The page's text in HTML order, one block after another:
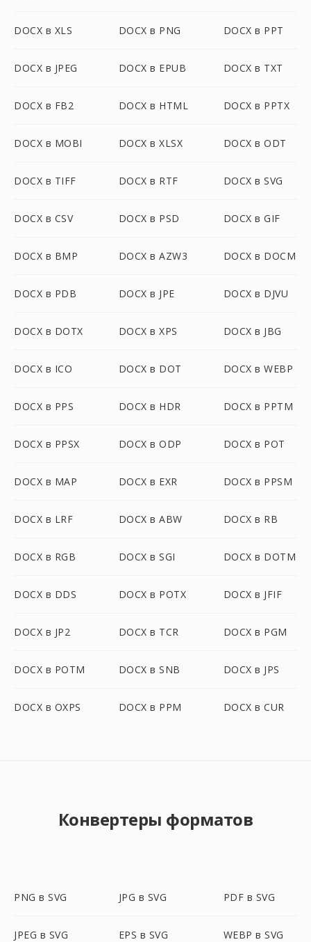
DOCX в XLS DOCX в PNG DOCX в PPT
DOCX в JPEG DOCX в EPUB DOCX в TXT
DOCX в FB2 DOCX в HTML DOCX в PPTX
DOCX в MOBI DOCX в XLSX DOCX в ODT
DOCX в TIFF DOCX в RTF DOCX в SVG
DOCX в CSV DOCX в PSD DOCX в GIF
DOCX в BMP DOCX в AZW3 DOCX в DOCM
DOCX в PDB DOCX в JPE DOCX в DJVU
DOCX в DOTX DOCX в XPS DOCX в JBG
DOCX в ICO DOCX в DOT DOCX в WEBP
DOCX в PPS DOCX в HDR DOCX в PPTM
DOCX в PPSX DOCX в ODP DOCX в POT
DOCX в MAP DOCX в EXR DOCX в PPSM
DOCX в LRF DOCX в ABW DOCX в RB
DOCX в RGB DOCX в SGI DOCX в DOTM
DOCX в DDS DOCX в POTX DOCX в JFIF
DOCX в JP2 DOCX в TCR DOCX в PGM
DOCX в POTM DOCX в SNB DOCX в JPS
DOCX в OXPS DOCX в PPM DOCX в CUR
Конвертеры форматов
PNG в SVG JPG в SVG PDF в SVG
JPEG в SVG EPS в SVG WEBP в SVG